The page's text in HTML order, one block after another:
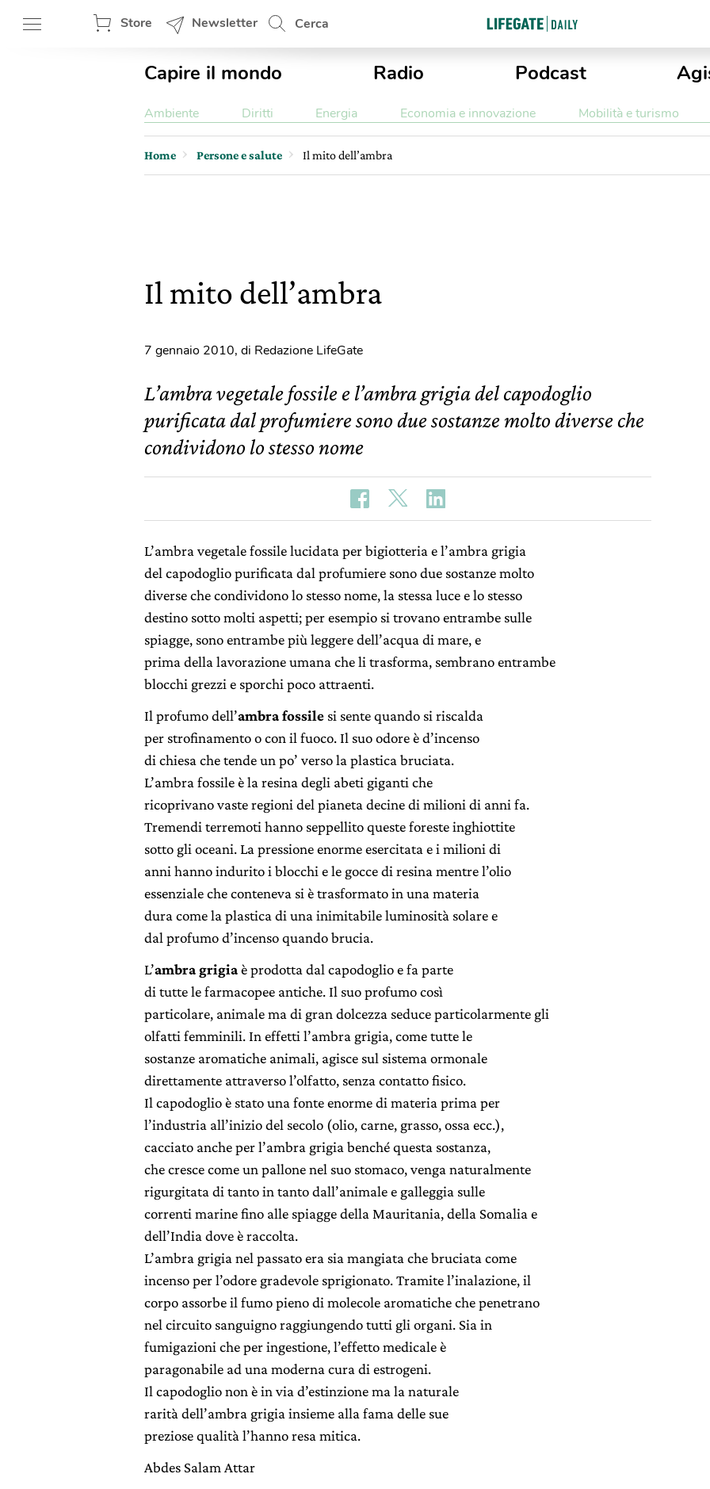
Store Newsletter Cerca
Capire il mondo Radio Podcast
Ambiente Diritti Energia Economia e innovazione Mobilità e turismo
Home Persone e salute Il mito dell’ambra
Il mito dell’ambra
7 gennaio 2010, di Redazione LifeGate
L’ambra vegetale fossile e l’ambra grigia del capodoglio
purificata dal profumiere sono due sostanze molto diverse che
condividono lo stesso nome
L’ambra vegetale fossile lucidata per bigiotteria e l’ambra grigia
del capodoglio purificata dal profumiere sono due sostanze molto
diverse che condividono lo stesso nome, la stessa luce e lo stesso
destino sotto molti aspetti; per esempio si trovano entrambe sulle
spiagge, sono entrambe più leggere dell’acqua di mare, e
prima della lavorazione umana che li trasforma, sembrano entrambe
blocchi grezzi e sporchi poco attraenti.
Il profumo dell’ambra fossile si sente quando si riscalda
per strofinamento o con il fuoco. Il suo odore è d’incenso
di chiesa che tende un po’ verso la plastica bruciata.
L’ambra fossile è la resina degli abeti giganti che
ricoprivano vaste regioni del pianeta decine di milioni di anni fa.
Tremendi terremoti hanno seppellito queste foreste inghiottite
sotto gli oceani. La pressione enorme esercitata e i milioni di
anni hanno indurito i blocchi e le gocce di resina mentre l’olio
essenziale che conteneva si è trasformato in una materia
dura come la plastica di una inimitabile luminosità solare e
dal profumo d’incenso quando brucia.
L’ambra grigiaè prodotta dal capodoglio e fa parte
di tutte le farmacopee antiche. Il suo profumo così
particolare, animale ma di gran dolcezza seduce particolarmente gli
olfatti femminili. In effetti l’ambra grigia, come tutte le
sostanze aromatiche animali, agisce sul sistema ormonale
direttamente attraverso l’olfatto, senza contatto fisico.
Il capodoglio è stato una fonte enorme di materia prima per
l’industria all’inizio del secolo (olio, carne, grasso, ossa ecc.),
cacciato anche per l’ambra grigia benché questa sostanza,
che cresce come un pallone nel suo stomaco, venga naturalmente
rigurgitata di tanto in tanto dall’animale e galleggia sulle
correnti marine fino alle spiagge della Mauritania, della Somalia e
dell’India dove è raccolta.
L’ambra grigia nel passato era sia mangiata che bruciata come
incenso per l’odore gradevole sprigionato. Tramite l’inalazione, il
corpo assorbe il fumo pieno di molecole aromatiche che penetrano
nel circuito sanguigno raggiungendo tutti gli organi. Sia in
fumigazioni che per ingestione, l’effetto medicale è
paragonabile ad una moderna cura di estrogeni.
Il capodoglio non è in via d’estinzione ma la naturale
rarità dell’ambra grigia insieme alla fama delle sue
preziose qualità l’hanno resa mitica.
Abdes Salam Attar